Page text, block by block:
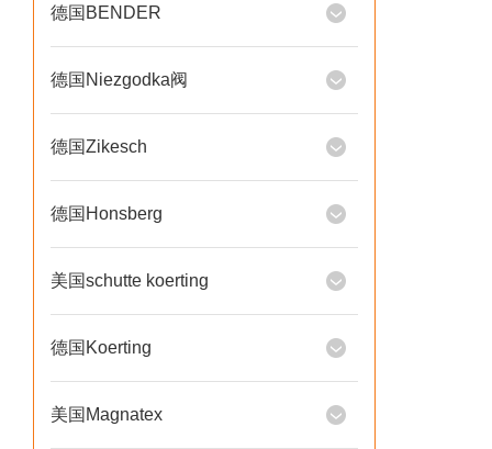
德国BENDER
德国Niezgodka阀
德国Zikesch
德国Honsberg
美国schutte koerting
德国Koerting
美国Magnatex